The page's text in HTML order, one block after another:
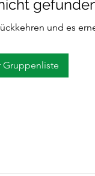
und es
Gruppenliste